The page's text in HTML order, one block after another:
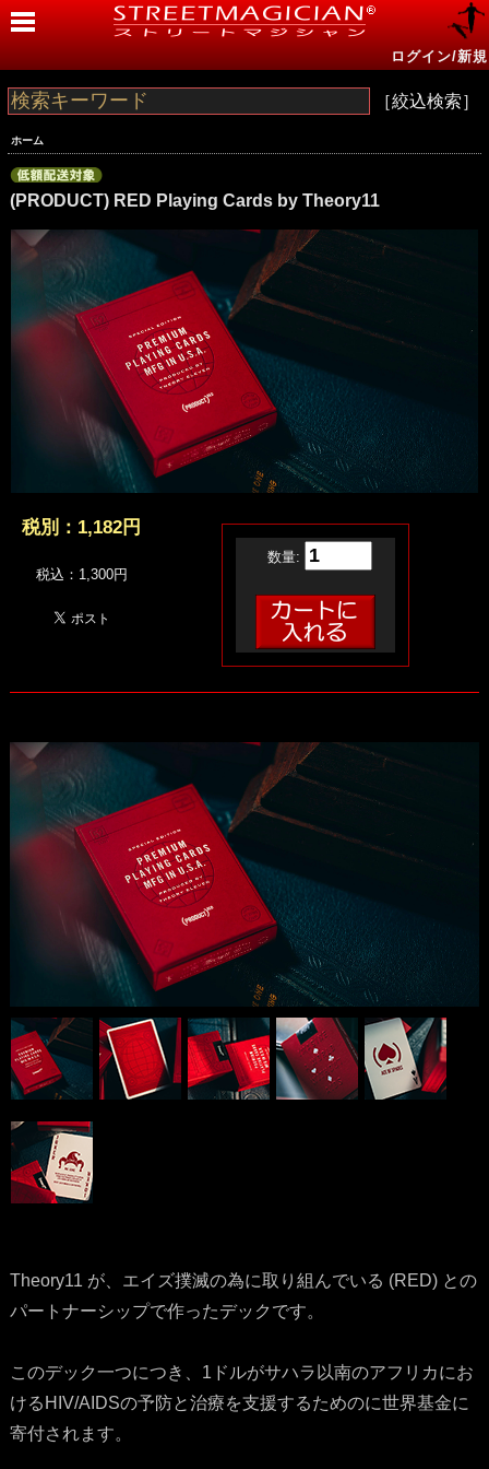
ログイン/新規
［絞込検索］
ホーム
(PRODUCT) RED Playing Cards by Theory11
税別： 1,182円
税込：1,300円
数量:
Theory11 が、エイズ撲滅の為に取り組んでいる (RED) との
パートナーシップで作ったデックです。
このデック一つにつき、1ドルがサハラ以南のアフリカにお
けるHIV/AIDSの予防と治療を支援するためのに世界基金に
寄付されます。